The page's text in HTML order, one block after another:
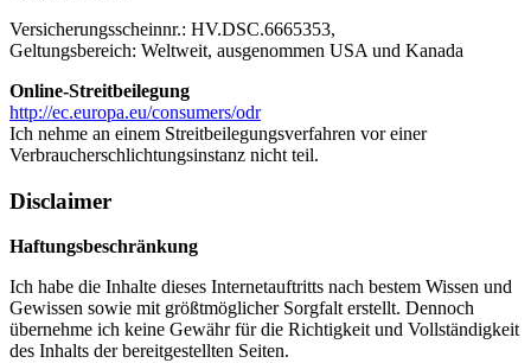
Versicherungsscheinnr.: HV.DSC.6665353,
Geltungsbereich: Weltweit, ausgenommen USA und Kanada
Online-Streitbeilegung
http://ec.europa.eu/consumers/odr
Ich nehme an einem Streitbeilegungsverfahren vor einer
Verbraucherschlichtungsinstanz nicht teil.
Disclaimer
Haftungsbeschränkung
Ich habe die Inhalte dieses Internetauftritts nach bestem Wissen und
Gewissen sowie mit größtmöglicher Sorgfalt erstellt. Dennoch
übernehme ich keine Gewähr für die Richtigkeit und Vollständigkeit
des Inhalts der bereitgestellten Seiten.